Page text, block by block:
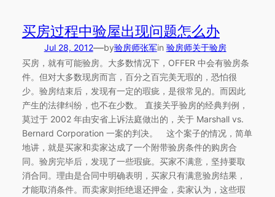
买房过程中验屋出现问题怎么办
Jul 28, 2012—by验房师张军in 验房师关于验房
买房，就有可能验房。大多数情况下，OFFER 中会有验房条
件。但对大多数现房而言，百分之百完美无瑕的，恐怕很
少。验房结束后，发现有一定的瑕疵，是很常见的。而因此
产生的法律纠纷，也不在少数。 直接关乎验房的经典判例，
莫过于 2002 年由安省上诉法庭做出的，关于 Marshall vs.
Bernard Corporation 一案的判决。 这个案子的情况，简单
地讲，就是买家和卖家达成了一个附带验房条件的购房合
同。验房完毕后，发现了一些瑕疵。买家不满意，坚持要取
消合同。理由是合同中明确表明，买家只有满意验房结果，
才能取消条件。而卖家则拒绝退还押金，卖家认为，这些瑕